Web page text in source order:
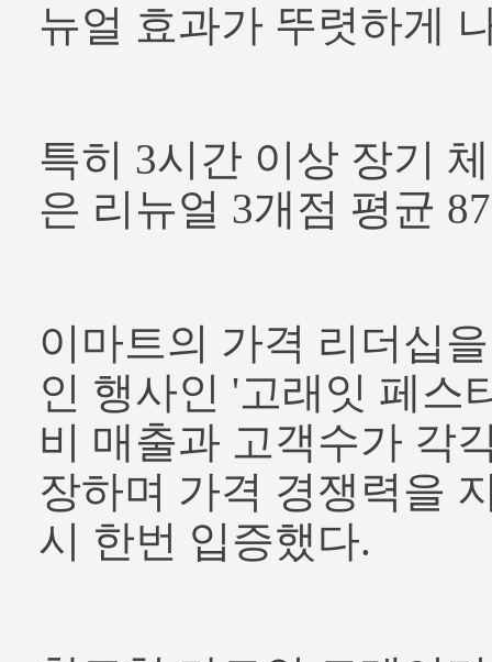
뉴얼 효과가 뚜렷하게
특히 3시간 이상 장기
은 리뉴얼 3개점 평균
이마트의 가격 리더십
인 행사인 '고래잇 페스
비 매출과 고객수가 각
장하며 가격 경쟁력을
시 한번 입증했다.